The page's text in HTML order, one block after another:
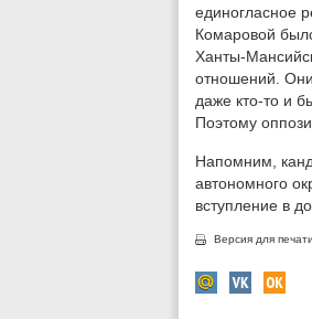
единогласное
Комаровой
Ханты-
отношений. Они
даже кто-то и
Поэтому
Напомним,
автономного
вступление в
Версия для печати